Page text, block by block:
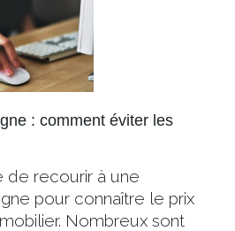
: comment éviter les
de recourir à une
pour connaître le prix
Nombreux sont